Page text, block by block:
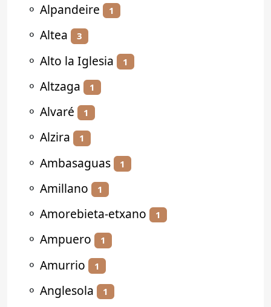
⚬ Alpandeire 1
⚬ Altea 3
⚬ Alto la Iglesia 1
⚬ Altzaga 1
⚬ Alvaré 1
⚬ Alzira 1
⚬ Ambasaguas 1
⚬ Amillano 1
⚬ Amorebieta-etxano 1
⚬ Ampuero 1
⚬ Amurrio 1
⚬ Anglesola 1